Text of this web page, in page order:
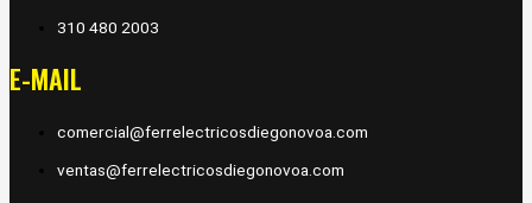
310 480 2003
E-MAIL
comercial@ferrelectricosdiegonovoa.com
ventas@ferrelectricosdiegonovoa.com